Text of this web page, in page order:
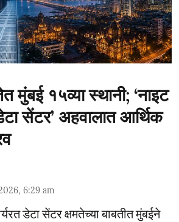
मुंबई १५व्या स्थानी; ‘नाइट
सेंटर’ अहवालात आर्थिक
6:29 am
डेटा सेंटर क्षमतेच्या बाबतीत मुंबईने